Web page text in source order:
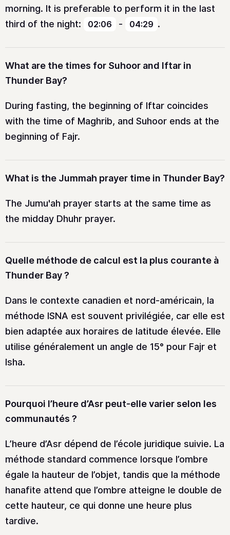
morning. It is preferable to perform it in the last
third of the night:
02:06 - 04:29 .
What are the times for Suhoor and Iftar in
Thunder Bay?
During fasting, the beginning of Iftar coincides
with the time of Maghrib, and Suhoor ends at the
beginning of Fajr.
What is the Jummah prayer time in Thunder Bay?
The Jumu'ah prayer starts at the same time as
the midday Dhuhr prayer.
Quelle méthode de calcul est la plus courante à
Thunder Bay ?
Dans le contexte canadien et nord-américain, la
méthode ISNA est souvent privilégiée, car elle est
bien adaptée aux horaires de latitude élevée. Elle
utilise généralement un angle de 15° pour Fajr et
Isha.
Pourquoi l’heure d’Asr peut-elle varier selon les
communautés ?
L’heure d’Asr dépend de l’école juridique suivie. La
méthode standard commence lorsque l’ombre
égale la hauteur de l’objet, tandis que la méthode
hanafite attend que l’ombre atteigne le double de
cette hauteur, ce qui donne une heure plus
tardive.